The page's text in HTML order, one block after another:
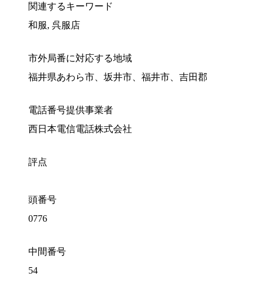
関連するキーワード
和服, 呉服店
市外局番に対応する地域
福井県あわら市、坂井市、福井市、吉田郡
電話番号提供事業者
西日本電信電話株式会社
評点
頭番号
0776
中間番号
54